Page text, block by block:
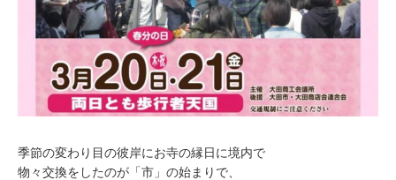
季節の変わり目の彼岸にお寺の縁日に境内で
物々交換をしたのが「市」の始まりで、